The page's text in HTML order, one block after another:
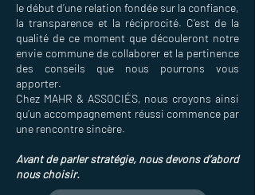
le début d’une relation fondée sur la confiance,
la transparence et la réciprocité. C’est de la
qualité de ce moment que découleront notre
envie commune de collaborer et la pertinence
des conseils que nous pourrons vous
apporter.
Chez MAHR & ASSOCIÉS, nous croyons ainsi
qu’un accompagnement réussi commence par
une rencontre sincère.
Avant de parler stratégie, nous devons d’abord
nous choisir.